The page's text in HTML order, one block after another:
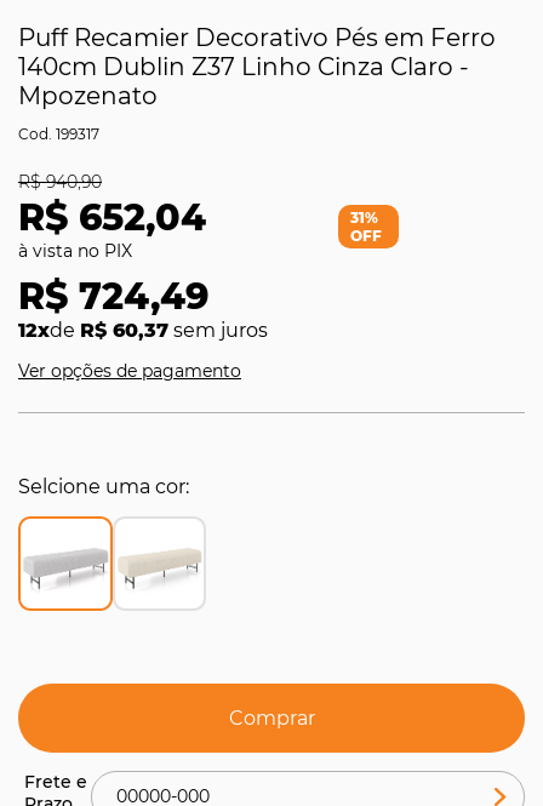
Puff Recamier Decorativo Pés em Ferro
140cm Dublin Z37 Linho Cinza Claro -
Mpozenato
199317
R$ 652,04
R$ 940,90
R$ 724,49
12xde R$ 60,37 sem juros
31%
OFF
Ver opções de pagamento
Selcione uma cor
Comprar